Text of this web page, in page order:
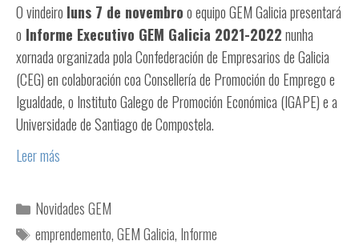
O vindeiro luns 7 de novembroo equipo GEM Galicia presentará
o Informe Executivo GEM Galicia 2021-2022nunha
xornada organizada pola Confederación de Empresarios de Galicia
(CEG) en colaboración coa Consellería de Promoción do Emprego e
Igualdade, o Instituto Galego de Promoción Económica (IGAPE) e a
Universidade de Santiago de Compostela.
Leer más
Novidades GEM
emprendemento,GEM Galicia, Informe